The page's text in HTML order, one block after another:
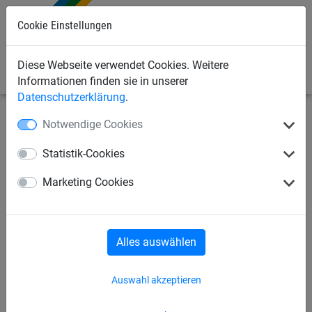
Cookie Einstellungen
Diese Webseite verwendet Cookies. Weitere
Informationen finden sie in unserer
Datenschutzerklärung.
Notwendige Cookies
Statistik-Cookies
Marketing Cookies
Auswahl akzeptieren
Alles auswählen
Bauschutznetze
Personenauffangnetze
Auffangnetze, quadratische Maschen
Auffangnetze, rhombische Maschen
Auflegenetz